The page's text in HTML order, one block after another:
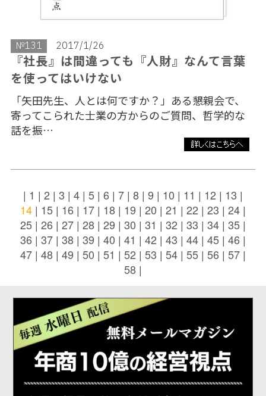
№131 2017/1/26
『社長』は間違っても『人財』なんて言葉
を使ってはいけない
「矢田先生、人とは何ですか？」ある懇親会で、
寄ってこられた士業の方からのご質問、哲学的な
話を振…
| 1 | 2 | 3 | 4 | 5 | 6 | 7 | 8 | 9 | 10 | 11 | 12 | 13 |
14 | 15 | 16 | 17 | 18 | 19 | 20 | 21 | 22 | 23 | 24 |
25 | 26 | 27 | 28 | 29 | 30 | 31 | 32 | 33 | 34 | 35 |
36 | 37 | 38 | 39 | 40 | 41 | 42 | 43 | 44 | 45 | 46 |
47 | 48 | 49 | 50 | 51 | 52 | 53 | 54 | 55 | 56 | 57 |
58 |